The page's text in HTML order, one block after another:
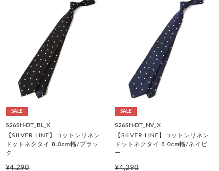
SALE
S26SH-DT_BL_X
【SILVER LINE】コットンリネン
ドットネクタイ 8.0cm幅/ブラッ
ク
¥4,290
SALE
S26SH-DT_NV_X
【SILVER LINE】コットンリネン
ドットネクタイ 8.0cm幅/ネイビ
ー
¥4,290